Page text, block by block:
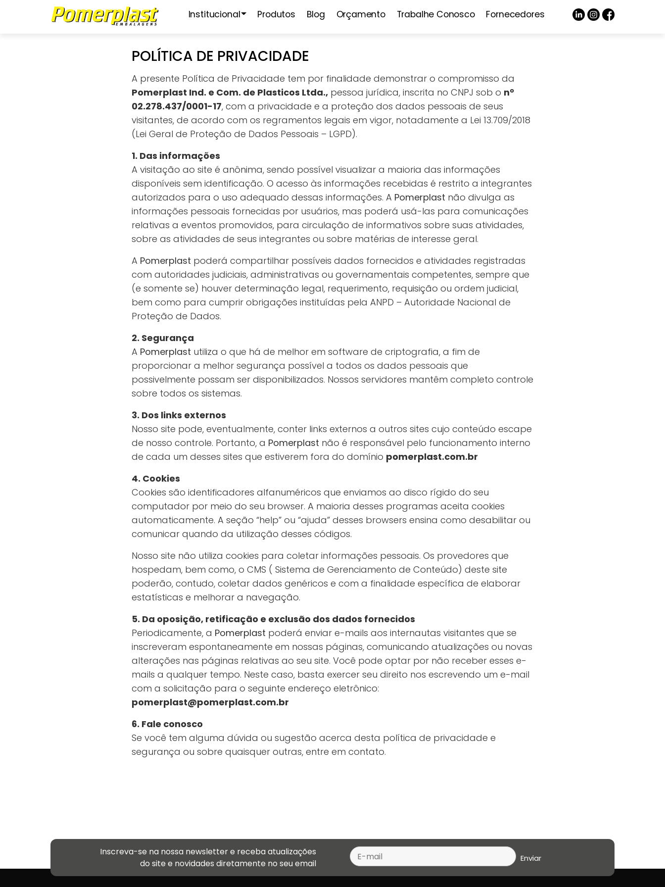
Institucional Produtos Blog Orçamento Trabalhe Conosco Fornecedores
POLÍTICA DE PRIVACIDADE
A presente Política de Privacidade tem por finalidade demonstrar o compromisso da
Pomerplast Ind. e Com. de Plasticos Ltda.,pessoa jurídica, inscrita no CNPJ sob o nº
02.278.437/0001-17, com a privacidade e a proteção dos dados pessoais de seus
visitantes, de acordo com os regramentos legais em vigor, notadamente a Lei 13.709/2018
(Lei Geral de Proteção de Dados Pessoais – LGPD).
1. Das informações
A visitação ao site é anônima, sendo possível visualizar a maioria das informações
disponíveis sem identificação. O acesso às informações recebidas é restrito a integrantes
autorizados para o uso adequado dessas informações. A Pomerplast não divulga as
informações pessoais fornecidas por usuários, mas poderá usá-las para comunicações
relativas a eventos promovidos, para circulação de informativos sobre suas atividades,
sobre as atividades de seus integrantes ou sobre matérias de interesse geral.
A Pomerplast poderá compartilhar possíveis dados fornecidos e atividades registradas
com autoridades judiciais, administrativas ou governamentais competentes, sempre que
(e somente se) houver determinação legal, requerimento, requisição ou ordem judicial,
bem como para cumprir obrigações instituídas pela ANPD – Autoridade Nacional de
Proteção de Dados.
2. Segurança
A Pomerplast utiliza o que há de melhor em software de criptografia, a fim de
proporcionar a melhor segurança possível a todos os dados pessoais que
possivelmente possam ser disponibilizados. Nossos servidores mantêm completo controle
sobre todos os sistemas.
3. Dos links externos
Nosso site pode, eventualmente, conter links externos a outros sites cujo conteúdo escape
de nosso controle. Portanto, a Pomerplast não é responsável pelo funcionamento interno
de cada um desses sites que estiverem fora do domínio pomerplast.com.br
4. Cookies
Cookies são identificadores alfanuméricos que enviamos ao disco rígido do seu
computador por meio do seu browser. A maioria desses programas aceita cookies
automaticamente. A seção “help” ou “ajuda” desses browsers ensina como desabilitar ou
comunicar quando da utilização desses códigos.
Nosso site não utiliza cookies para coletar informações pessoais. Os provedores que
hospedam, bem como, o CMS ( Sistema de Gerenciamento de Conteúdo) deste site
poderão, contudo, coletar dados genéricos e com a finalidade específica de elaborar
estatísticas e melhorar a navegação.
5. Da oposição, retificação e exclusão dos dados fornecidos
Periodicamente, a Pomerplast poderá enviar e-mails aos internautas visitantes que se
inscreveram espontaneamente em nossas páginas, comunicando atualizações ou novas
alterações nas páginas relativas ao seu site. Você pode optar por não receber esses e-
mails a qualquer tempo. Neste caso, basta exercer seu direito nos escrevendo um e-mail
com a solicitação para o seguinte endereço eletrônico:
pomerplast@pomerplast.com.br
6. Fale conosco
Se você tem alguma dúvida ou sugestão acerca desta política de privacidade e
segurança ou sobre quaisquer outras, entre em contato.
Inscreva-se na nossa newsletter e receba atualizações
do site e novidades diretamente no seu email